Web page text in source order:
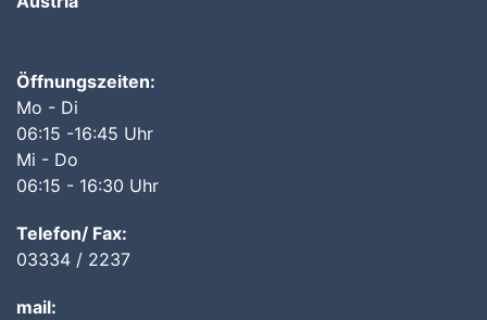
Öffnungszeiten:
Mo - Di
06:15 -16:45 Uhr
Mi - Do
06:15 - 16:30 Uhr
Telefon/ Fax:
03334 / 2237
mail: